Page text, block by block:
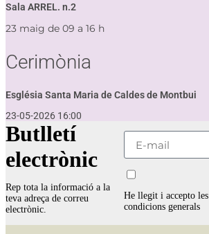
Sala ARREL. n.2
23 maig de 09 a 16 h
Cerimònia
Església Santa Maria de Caldes de Montbui
23-05-2026 16:00
Butlletí
electrònic
Rep tota la informació a la
teva adreça de correu
electrònic.
He llegit i accepto les
condicions generals